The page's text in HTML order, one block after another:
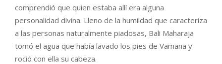
comprendió que quien estaba allí era alguna
personalidad divina. Lleno de la humildad que caracteriza
a las personas naturalmente piadosas, Bali Maharaja
tomó el agua que había lavado los pies de Vamana y
roció con ella su cabeza.